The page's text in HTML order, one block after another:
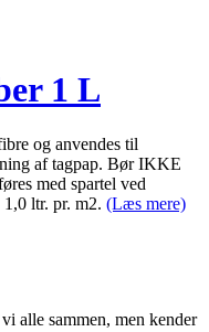
1 L
og anvendes til
af tagpap. Bør IKKE
med spartel ved
ltr. pr. m2. (Læs mere)
alle sammen, men kender